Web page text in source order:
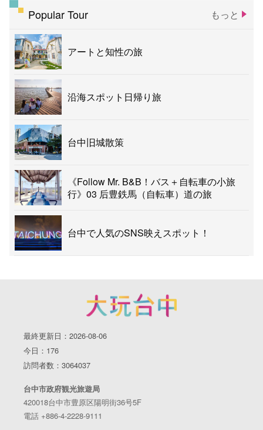
Popular Tour もっと
アートと知性の旅
沿海スポット日帰り旅
台中旧城散策
《Follow Mr. B&B！バス＋自転車の小旅
行》03 后豊鉄馬（自転車）道の旅
台中で人気のSNS映えスポット！
最終更新日：2026-08-06
今日：176
訪問者数：3064037
台中市政府観光旅遊局
420018台中市豊原区陽明街36号5F
電話 +886-4-2228-9111